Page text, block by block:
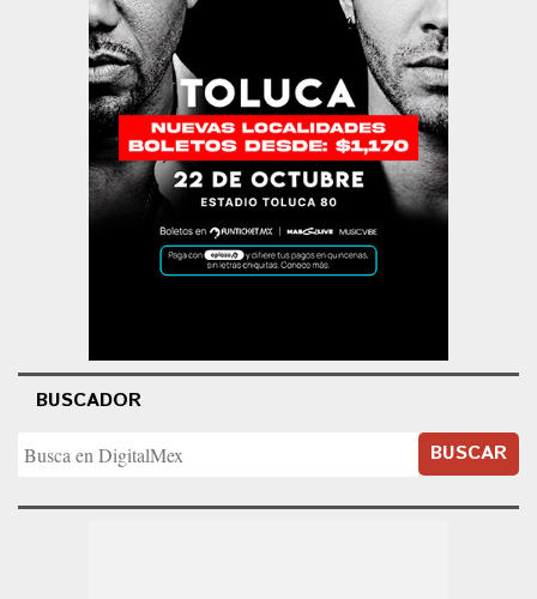
BUSCADOR
BUSCAR